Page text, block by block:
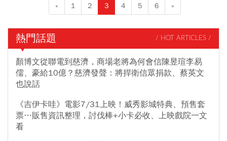
« 1 2 3 4 5 6 »
熱門話題 / HOT ARTICLES /
顏博文從聯電到慈濟，商場老將為何會信陳昱瑄李易
儒、豪給10億？慈濟發聲：將捍衛信眾捐款、蔡英文
也說話
《吉伊卡哇》電影7/31上映！威秀影城特典、預售套
票…販售資訊整理，討伐棒+小卡必收、上映戲院一文
看